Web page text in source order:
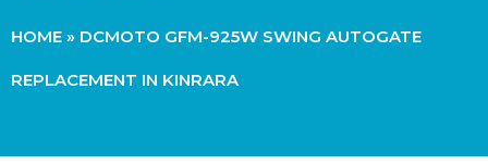
HOME » DCMOTO GFM-925W SWING AUTOGATE
REPLACEMENT IN KINRARA